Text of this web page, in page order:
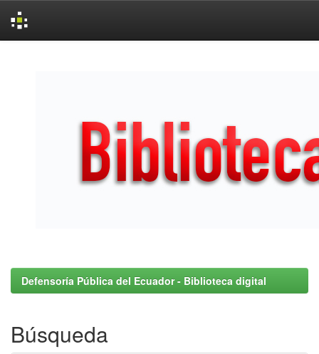
Defensoría Pública del Ecuador - Biblioteca digital
Búsqueda